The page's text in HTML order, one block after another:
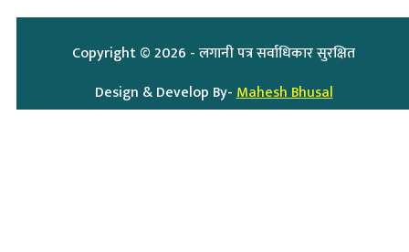
Copyright ©2026 - लगानी पत्र सर्वाधिकार सुरक्षित
Design & Develop By-Mahesh Bhusal